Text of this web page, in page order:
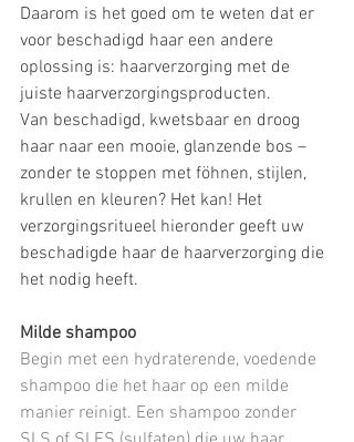
Daarom is het goed om te weten dat er
voor beschadigd haar een andere
oplossing is: haarverzorging met de
juiste haarverzorgingsproducten.
Van beschadigd, kwetsbaar en droog
haar naar een mooie, glanzende bos –
zonder te stoppen met föhnen, stijlen,
krullen en kleuren? Het kan! Het
verzorgingsritueel hieronder geeft uw
beschadigde haar de haarverzorging die
het nodig heeft.
Milde shampoo
Begin met een hydraterende, voedende
shampoo die het haar op een milde
manier reinigt. Een shampoo zonder